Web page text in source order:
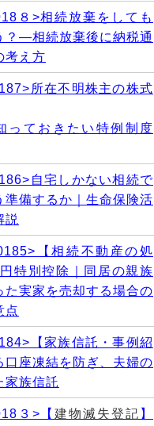
８>相続放棄をしても
？―相続放棄後に納税通
考え方
所在不明株主の株式
っておきたい特例制度
自宅しかない相続で
準備するか｜生命保険活
説
【相続不動産の処
特別控除｜同居の親族
た実家を売却する場合の
点
【家族信託・事例紹
口座凍結を防ぎ、夫婦の
家族信託
３>【建物滅失登記 】